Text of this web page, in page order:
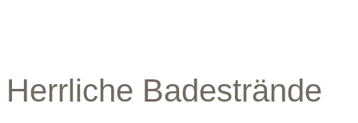
Herrliche Badestrände